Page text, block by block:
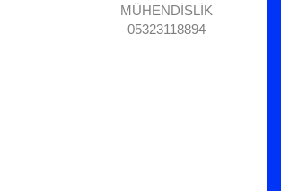
MÜHENDİSLİK
05323118894